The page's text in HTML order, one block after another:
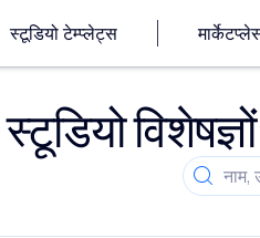
स्टूडियो टेम्प्लेट्स
स्टूडियो